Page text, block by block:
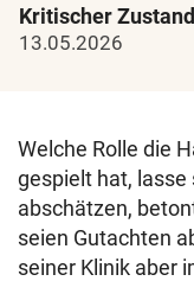
Kritischer
13.05.2026
Welche Rolle die
gespielt hat, lasse
abschätzen,
seien Gutachten
seiner Klinik aber